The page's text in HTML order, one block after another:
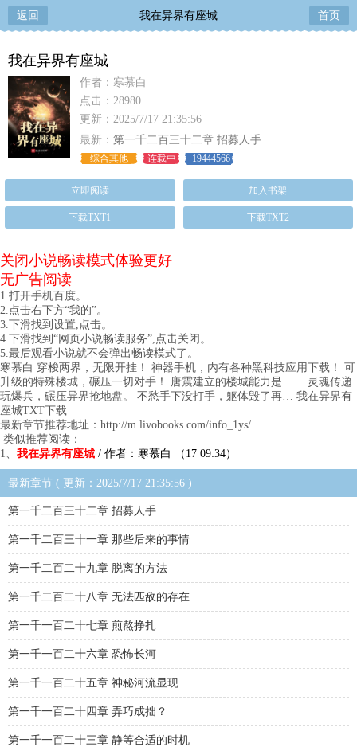
返回 我在异界有座城 首页
我在异界有座城
作者：寒慕白
点击：28980
更新：2025/7/17 21:35:56
最新： 第一千二百三十二章 招募人手
综合其他 连载中 19444566
立即阅读 加入书架
下载TXT1 下载TXT2
关闭小说畅读模式体验更好
无广告阅读
1.打开手机百度。
2.点击右下方“我的”。
3.下滑找到设置,点击。
4.下滑找到“网页小说畅读服务”,点击关闭。
5.最后观看小说就不会弹出畅读模式了。
寒慕白 穿梭两界，无限开挂！ 神器手机，内有各种黑科技应用下载！ 可
升级的特殊楼城，碾压一切对手！ 唐震建立的楼城能力是…… 灵魂传递
玩爆兵，碾压异界抢地盘。 不愁手下没打手，躯体毁了再… 我在异界有
座城TXT下载
最新章节推荐地址：http://m.livobooks.com/info_1ys/
类似推荐阅读：
1、 我在异界有座城 / 作者：寒慕白 （17 09:34）
最新章节 ( 更新：2025/7/17 21:35:56 )
第一千二百三十二章 招募人手
第一千二百三十一章 那些后来的事情
第一千二百二十九章 脱离的方法
第一千二百二十八章 无法匹敌的存在
第一千一百二十七章 煎熬挣扎
第一千一百二十六章 恐怖长河
第一千一百二十五章 神秘河流显现
第一千一百二十四章 弄巧成拙？
第一千一百二十三章 静等合适的时机